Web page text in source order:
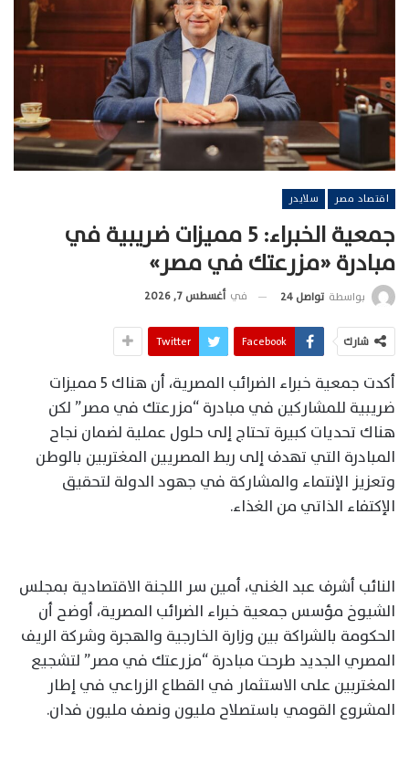
اقتصاد مصر سلايدر
جمعية الخبراء: 5 مميزات ضريبية في
مبادرة «مزرعتك في مصر»
بواسطة تواصل 24 في أغسطس 7, 2026
شارك Facebook
Twitter
أكدت جمعية خبراء الضرائب المصرية، أن هناك 5 مميزات
ضريبية للمشاركين في مبادرة “مزرعتك في مصر” لكن
هناك تحديات كبيرة تحتاج إلى حلول عملية لضمان نجاح
المبادرة التي تهدف إلى ربط المصريين المغتربين بالوطن
وتعزيز الإنتماء والمشاركة في جهود الدولة لتحقيق
الإكتفاء الذاتي من الغذاء.
النائب أشرف عبد الغني، أمين سر اللجنة الاقتصادية بمجلس
الشيوخ مؤسس جمعية خبراء الضرائب المصرية، أوضح أن
الحكومة بالشراكة بين وزارة الخارجية والهجرة وشركة الريف
المصري الجديد طرحت مبادرة “مزرعتك في مصر” لتشجيع
المغتربين على الاستثمار في القطاع الزراعي في إطار
المشروع القومي باستصلاح مليون ونصف مليون فدان.